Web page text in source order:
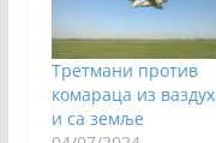
Третмани против
комараца из
и са земље